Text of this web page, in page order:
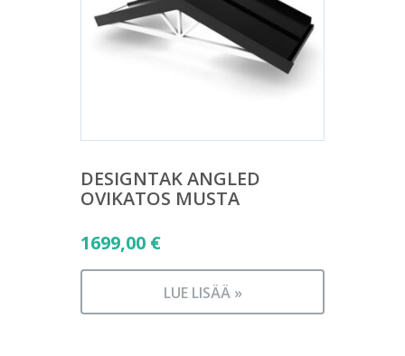
DESIGNTAK ANGLED
OVIKATOS MUSTA
1699,00 €
LUE LISÄÄ »